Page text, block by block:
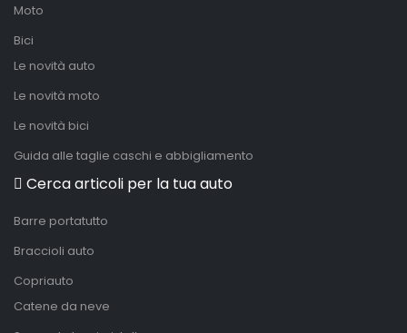
Moto
Bici
Le novità auto
Le novità moto
Le novità bici
Guida alle taglie caschi e abbigliamento
Cerca articoli per la tua auto
Barre portatutto
Braccioli auto
Copriauto
Catene da neve